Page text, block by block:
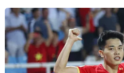
#Đồng Tháp #lối đi chung
#chuồng bò
Đồng Tháp